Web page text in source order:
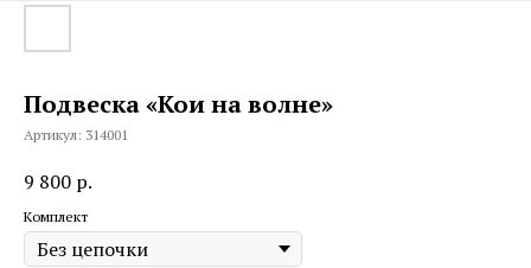
Подвеска «Кои на волне»
Артикул: 314001
9 800 р.
Комплект